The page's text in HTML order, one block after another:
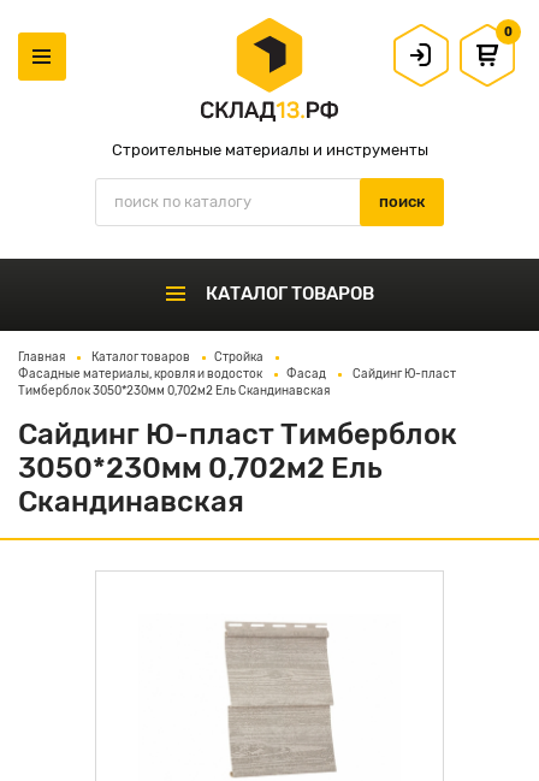
Строительные материалы и инструменты
0
КАТАЛОГ ТОВАРОВ
Главная Каталог товаров
Стройка
Фасадные материалы, кровля и водосток
Фасад
Сайдинг Ю-пласт
Тимберблок 3050*230мм 0,702м2 Ель Скандинавская
Сайдинг Ю-пласт Тимберблок
3050*230мм 0,702м2 Ель
Скандинавская